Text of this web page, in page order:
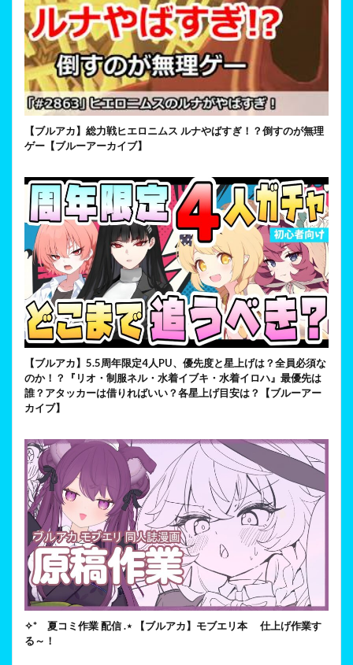
【ブルアカ】総力戦ヒエロニムス ルナやばすぎ！？倒すのが無理
ゲー【ブルーアーカイブ】
【ブルアカ】5.5周年限定4人PU、優先度と星上げは？全員必須な
のか！？『リオ・制服ネル・水着イブキ・水着イロハ』最優先は
誰？アタッカーは借りればいい？各星上げ目安は？【ブルーアー
カイブ】
✧* 夏コミ作業 配信 .⋆ 【ブルアカ】モブエリ本 仕上げ作業す
る～！